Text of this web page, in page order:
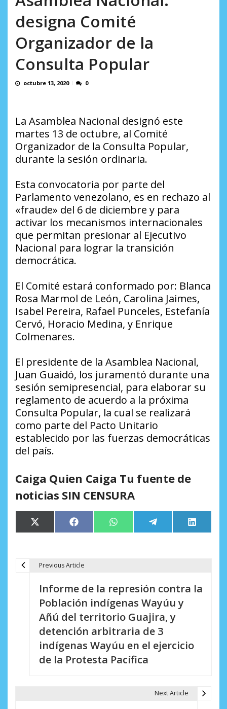
designa Comité
Organizador de la
Consulta Popular
octubre 13, 2020 0
La Asamblea Nacional designó este
martes 13 de octubre, al Comité
Organizador de la Consulta Popular,
durante la sesión ordinaria.
Esta convocatoria por parte del
Parlamento venezolano, es en rechazo al
«fraude» del 6 de diciembre y para
activar los mecanismos internacionales
que permitan presionar al Ejecutivo
Nacional para lograr la transición
democrática.
El Comité estará conformado por: Blanca
Rosa Marmol de León, Carolina Jaimes,
Isabel Pereira, Rafael Punceles, Estefanía
Cervó, Horacio Medina, y Enrique
Colmenares.
El presidente de la Asamblea Nacional,
Juan Guaidó, los juramentó durante una
sesión semipresencial, para elaborar su
reglamento de acuerdo a la próxima
Consulta Popular, la cual se realizará
como parte del Pacto Unitario
establecido por las fuerzas democráticas
del país.
Caiga Quien Caiga Tu fuente de
noticias SIN CENSURA
Compartir
en
X
(Twitter)
Compartir
en
Facebook Compartir
en
WhatsApp Compartir
en
Telegram
en
LinkedIn
Previous Article
Informe de la represión contra la
Población indígenas Wayúu y
Añú del territorio Guajira, y
detención arbitraria de 3
indígenas Wayúu en el ejercicio
de la Protesta Pacífica
Next Article